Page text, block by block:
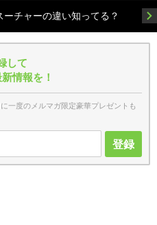
チャーの違い知ってる？
して
情報を！
一度のメルマガ限定豪華プレゼントも
登録